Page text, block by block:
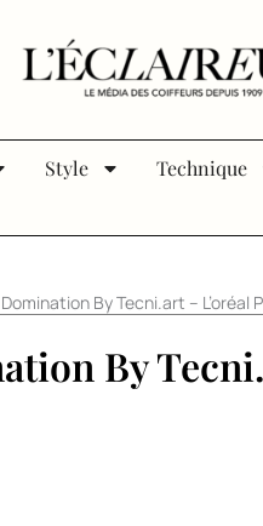
Style Technique
By Tecni.art – L’oréal
By